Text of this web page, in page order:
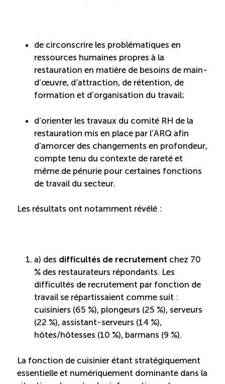
de circonscrire les problématiques en
ressources humaines propres à la
restauration en matière de besoins de main-
d’œuvre, d’attraction, de rétention, de
formation et d’organisation du travail;
d’orienter les travaux du comité RH de la
restauration mis en place par l’ARQ afin
d’amorcer des changements en profondeur,
compte tenu du contexte de rareté et
même de pénurie pour certaines fonctions
de travail du secteur.
Les résultats ont notamment révélé :
a) des difficultés de recrutement chez 70
% des restaurateurs répondants. Les
difficultés de recrutement par fonction de
travail se répartissaient comme suit :
cuisiniers (65 %), plongeurs (25 %), serveurs
(22 %), assistant-serveurs (14 %),
hôtes/hôtesses (10 %), barmans (9 %).
La fonction de cuisinier étant stratégiquement
essentielle et numériquement dominante dans la